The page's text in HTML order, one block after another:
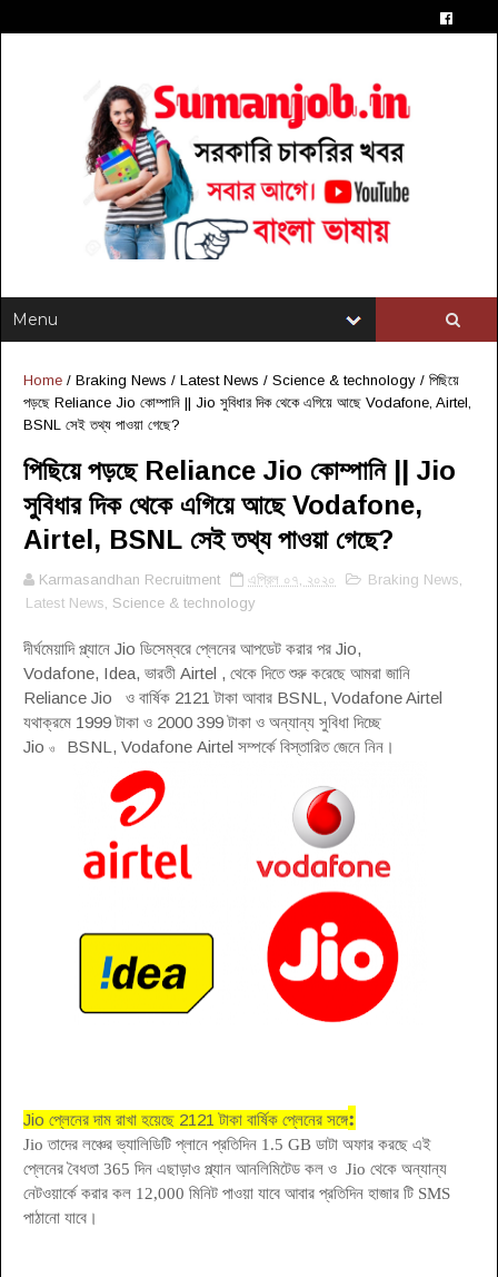
Home / Braking News / Latest News / Science & technology / পিছিয়ে
পড়ছে Reliance Jio কোম্পানি || Jio সুবিধার দিক থেকে এগিয়ে আছে Vodafone, Airtel,
BSNL সেই তথ্য পাওয়া গেছে?
পিছিয়ে পড়ছে Reliance Jio কোম্পানি || Jio
সুবিধার দিক থেকে এগিয়ে আছে Vodafone,
Airtel, BSNL সেই তথ্য পাওয়া গেছে?
Karmasandhan Recruitment এপ্রিল ০৭, ২০২০ Braking News
Latest News , Science & technology
দীর্ঘমেয়াদি প্ল্যানে Jio ডিসেম্বরে প্লেনের আপডেট করার পর Jio,
Vodafone, Idea, ভারতী Airtel , থেকে দিতে শুরু করেছে আমরা জানি
Reliance Jio ও বার্ষিক 2121 টাকা আবার BSNL, Vodafone Airtel
যথাক্রমে 1999 টাকা ও 2000 399 টাকা ও অন্যান্য সুবিধা দিচ্ছে
Jio ও BSNL, Vodafone Airtel সম্পর্কে বিস্তারিত জেনে নিন ।
Jio প্লেনের দাম রাখা হয়েছে 2121 টাকা বার্ষিক প্লেনের সঙ্গে:
Jio তাদের লঞ্চের ভ্যালিডিটি প্লানে প্রতিদিন 1.5 GB ডাটা অফার করছে এই
প্লেনের বৈধতা 365 দিন এছাড়াও প্ল্যান আনলিমিটেড কল ও Jio থেকে অন্যান্য
নেটওয়ার্কে করার কল 12,000 মিনিট পাওয়া যাবে আবার প্রতিদিন হাজার টি SMS
পাঠানো যাবে ।